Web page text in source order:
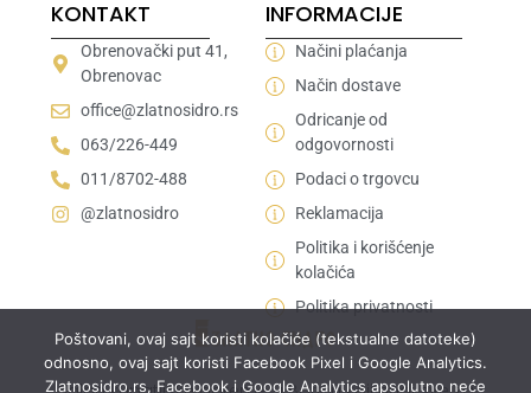
KONTAKT
Obrenovački put 41,
Obrenovac
office@zlatnosidro.rs
063/226-449
011/8702-488
@zlatnosidro
INFORMACIJE
Načini plaćanja
Način dostave
Odricanje od
odgovornosti
Podaci o trgovcu
Reklamacija
Politika i korišćenje
kolačića
Politika privatnosti
Poštovani, ovaj sajt koristi kolačiće (tekstualne datoteke)
odnosno, ovaj sajt koristi Facebook Pixel i Google Analytics.
Zlatnosidro.rs, Facebook i Google Analytics apsolutno neće